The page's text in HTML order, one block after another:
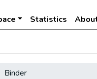
Statistics
Binder